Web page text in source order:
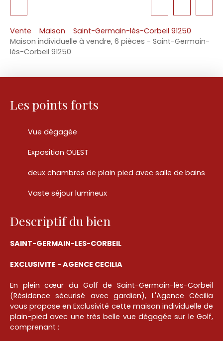
Vente Maison
Saint-Germain-lès-Corbeil 91250
Maison individuelle à vendre, 6 pièces - Saint-Germain-
lès-Corbeil 91250
Les points forts
Vue dégagée
Exposition OUEST
deux chambres de plain pied avec salle de bains
Vaste séjour lumineux
Descriptif du bien
SAINT-GERMAIN-LES-CORBEIL
EXCLUSIVITE - AGENCE CECILIA
En plein cœur du Golf de Saint-Germain-lès-Corbeil
(Résidence sécurisé avec gardien), L'Agence Cécilia
vous propose en Exclusivité cette maison individuelle de
plain-pied avec une très belle vue dégagée sur le Golf,
comprenant :